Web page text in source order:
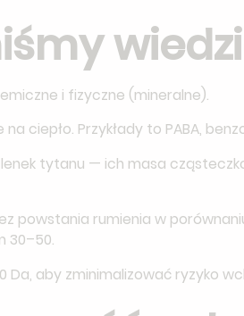
i fizyczne (mineralne).
ciepło. Przykłady to PABA,
tytanu — ich masa
powstania rumienia w
30–50.
aby zminimalizować ryzyko